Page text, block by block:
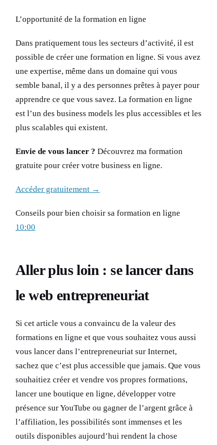
L’opportunité de la formation en ligne
Dans pratiquement tous les secteurs d’activité, il est
possible de créer une formation en ligne. Si vous avez
une expertise, même dans un domaine qui vous
semble banal, il y a des personnes prêtes à payer pour
apprendre ce que vous savez. La formation en ligne
est l’un des business models les plus accessibles et les
plus scalables qui existent.
Envie de vous lancer ? Découvrez ma formation
gratuite pour créer votre business en ligne.
Accéder gratuitement →
Conseils pour bien choisir sa formation en ligne
10:00
Aller plus loin : se lancer dans
le web entrepreneuriat
Si cet article vous a convaincu de la valeur des
formations en ligne et que vous souhaitez vous aussi
vous lancer dans l’entrepreneuriat sur Internet,
sachez que c’est plus accessible que jamais. Que vous
souhaitiez créer et vendre vos propres formations,
lancer une boutique en ligne, développer votre
présence sur YouTube ou gagner de l’argent grâce à
l’affiliation, les possibilités sont immenses et les
outils disponibles aujourd’hui rendent la chose